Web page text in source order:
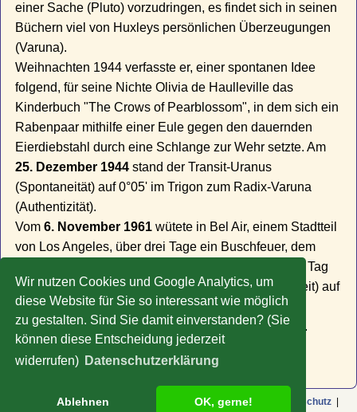
Wir nutzen Cookies und Google Analytics, um
diese Website für Sie so interessant wie möglich
zu gestalten. Sind Sie damit einverstanden? (Sie
können diese Entscheidung jederzeit
widerrufen) Datenschutzerklärung
Ablehnen OK, gerne!
einer Sache (Pluto) vorzudringen, es findet sich in seinen
Büchern viel von Huxleys persönlichen Überzeugungen
(Varuna).
Weihnachten 1944 verfasste er, einer spontanen Idee
folgend, für seine Nichte Olivia de Haulleville das
Kinderbuch "The Crows of Pearblossom", in dem sich ein
Rabenpaar mithilfe einer Eule gegen den dauernden
Eierdiebstahl durch eine Schlange zur Wehr setzte. Am
25. Dezember 1944 stand der Transit-Uranus
(Spontaneität) auf 0°05' im Trigon zum Radix-Varuna
(Authentizität).
Vom6. November 1961 wütete in Bel Air, einem Stadtteil
von Los Angeles, über drei Tage ein Buschfeuer, dem
auch Huxleys Wohnhaus zum Opfer fiel. An diesem Tag
stand die Transit-Chariklo (Auflösung der Wirklichkeit) auf
nur 0°05' in Konjunktion zu Huxleys Radix-Varuna
(Unausweichlichkeit, Konfrontation mit der Realität).
» Zu weiteren Promi-Horoskopen
© Copyright 2009-2026 Rolf Liefeld | Impressum|AGB Datenschutz